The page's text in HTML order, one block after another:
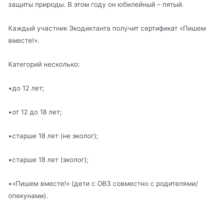
защиты природы. В этом году он юбилейный – пятый.
Каждый участник Экодиктанта получит сертификат «Пишем
вместе!».
Категорий несколько:
•до 12 лет;
•от 12 до 18 лет;
•старше 18 лет (не эколог);
•старше 18 лет (эколог);
•«Пишем вместе!» (дети с ОВЗ совместно с родителями/
опекунами).